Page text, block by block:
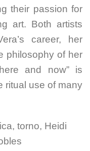
their passion for
art. Both artists
career, her
philosophy of her
and now” is
ritual use of many
torno, Heidi